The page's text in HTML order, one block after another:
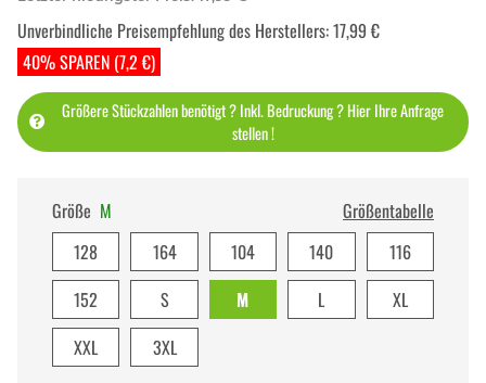
40% SPAREN (7,2 €)
Unverbindliche Preisempfehlung des Herstellers:17,99 €
Größere Stückzahlen benötigt ? Inkl. Bedruckung ? Hier Ihre Anfrage
stellen !
Größe M
Größentabelle
128
164 104 140
116
152
S M L
XL
XXL
3XL